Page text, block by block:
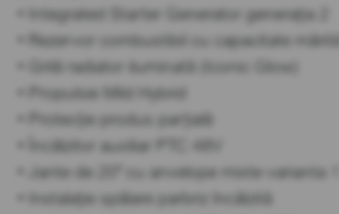
• Integrated Starter Generator generația 2
• Rezervor combustibil cu capacitate mărită
• Grilă radiator iluminată (Iconic Glow)
• Propulsie Mild Hybrid
• Protecție produs parțială
• Încălzitor auxiliar PTC 48V
• Jante de 20" cu anvelope mixte varianta 1
• Instalație spălare parbriz încălzită